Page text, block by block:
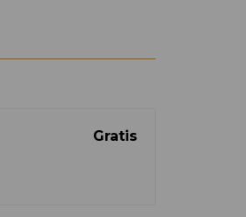
Gratis